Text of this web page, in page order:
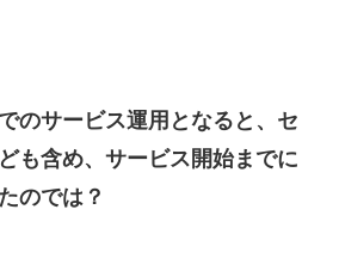
のサービス運用となると、セ
も含め、サービス開始までに
のでは？